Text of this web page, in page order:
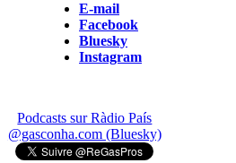
E-mail
Facebook
Bluesky
Instagram
Podcasts sur Ràdio País
@gasconha.com (Bluesky)